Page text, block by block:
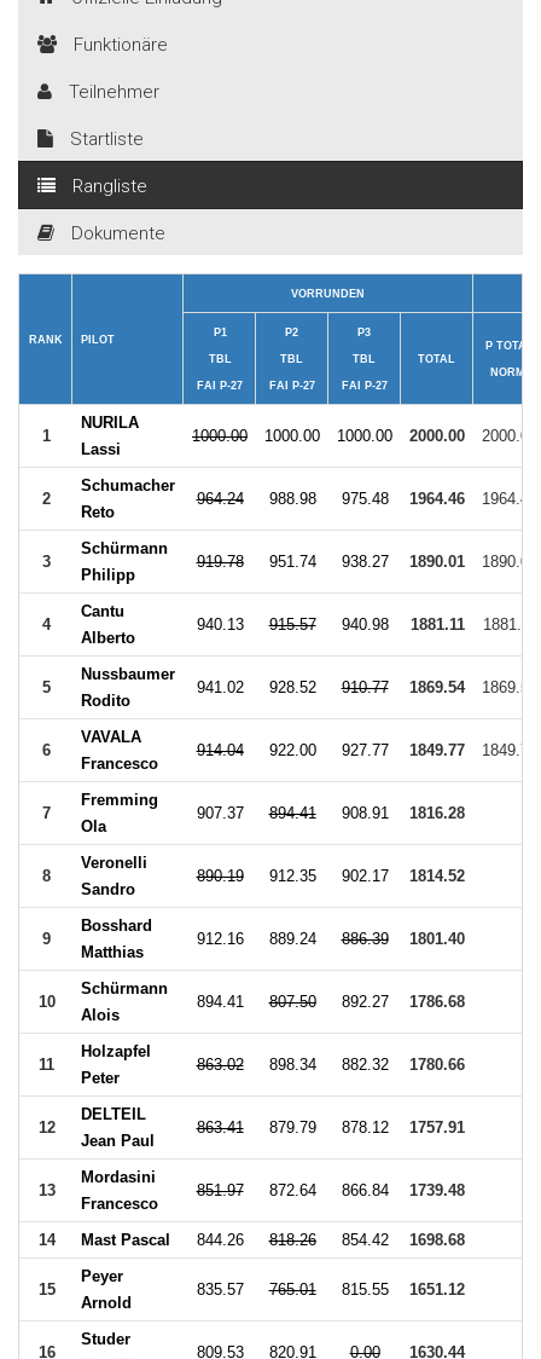
Funktionäre
Teilnehmer
Startliste
Rangliste
Dokumente
RANK PILOT
VORRUNDEN
P1
TBL
FAI P-27
P2
TBL
FAI P-27
P3
TBL
FAI P-27
TOTAL
P TOTAL
NORM.
1
NURILA
Lassi
1000.00 1000.00 1000.00 2000.00 2000.00
2
Schumacher
Reto
964.24 988.98 975.48 1964.46 1964.46
3
Schürmann
Philipp
919.78 951.74 938.27 1890.01 1890.01
4
Cantu
Alberto
940.13 915.57 940.98 1881.11 1881.11
5
Nussbaumer
Rodito
941.02 928.52 910.77 1869.54 1869.54
6
VAVALA
Francesco
914.04 922.00 927.77 1849.77 1849.77
7
Fremming
Ola
907.37 894.41 908.91 1816.28
8
Veronelli
Sandro
890.19 912.35 902.17 1814.52
9
Bosshard
Matthias
912.16 889.24 886.39 1801.40
10
Schürmann
Alois
894.41 807.50 892.27 1786.68
11
Holzapfel
Peter
863.02 898.34 882.32 1780.66
12
DELTEIL
Jean Paul
863.41 879.79 878.12 1757.91
13
Mordasini
Francesco
851.97 872.64 866.84 1739.48
14 Mast Pascal 844.26 818.26 854.42 1698.68
15
Peyer
Arnold
835.57 765.01 815.55 1651.12
16
Studer
809.53 820.91 0.00 1630.44